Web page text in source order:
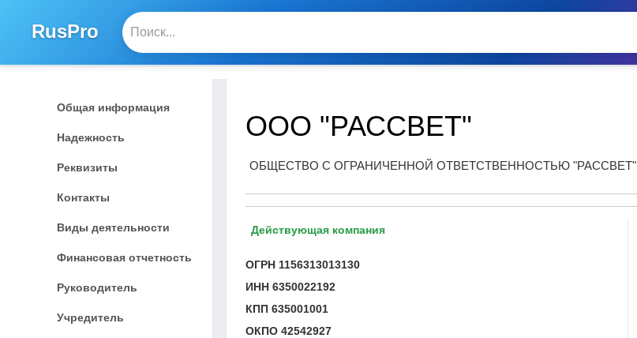
RusPro
Общая информация
Надежность
Реквизиты
Контакты
Виды деятельности
Финансовая отчетность
Руководитель
Учредитель
ООО "РАССВЕТ"
ОБЩЕСТВО С ОГРАНИЧЕННОЙ ОТВЕТСТВЕННОСТЬЮ "РАССВЕТ"
Действующая компания
ОГРН 1156313013130
ИНН 6350022192
КПП 635001001
ОКПО 42542927